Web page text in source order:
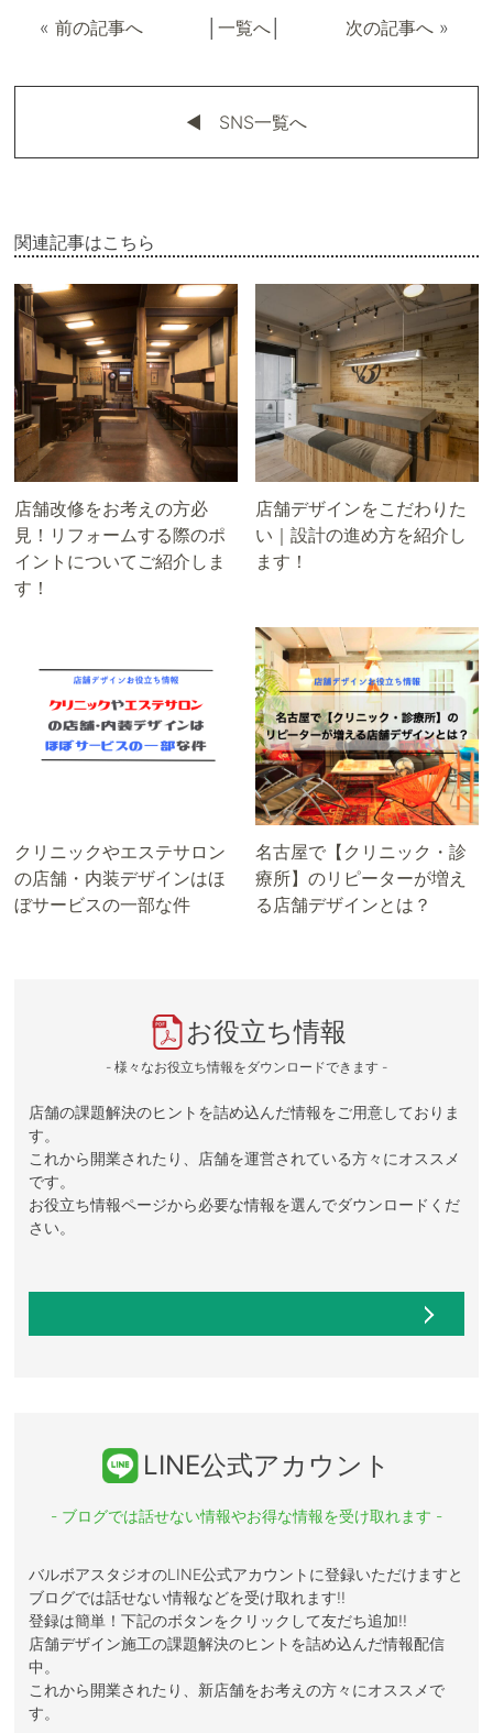
« 前の記事へ 一覧へ│ 次の記事へ»
◀︎ SNS一覧へ
関連記事はこちら
店舗改修をお考えの方必
見！リフォームする際のポ
イントについてご紹介しま
す！
店舗デザインをこだわりた
い｜設計の進め方を紹介し
ます！
クリニックやエステサロン
の店舗・内装デザインはほ
ぼサービスの一部な件
名古屋で【クリニック・診
療所】のリピーターが増え
る店舗デザインとは？
お役立ち情報
- 様々なお役立ち情報をダウンロードできます -
店舗の課題解決のヒントを詰め込んだ情報をご用意しておりま
す。
これから開業されたり、店舗を運営されている方々にオススメ
です。
お役立ち情報ページから必要な情報を選んでダウンロードくだ
さい。
LINE公式アカウント
- ブログでは話せない情報やお得な情報を受け取れます -
バルボアスタジオのLINE公式アカウントに登録いただけますと
ブログでは話せない情報などを受け取れます!!
登録は簡単！下記のボタンをクリックして友だち追加!!
店舗デザイン施工の課題解決のヒントを詰め込んだ情報配信
中。
これから開業されたり、新店舗をお考えの方々にオススメで
す。